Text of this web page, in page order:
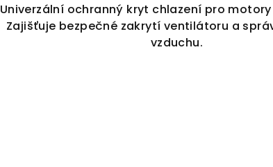
Univerzální ochranný kryt chlazení pro motory
Zajišťuje bezpečné zakrytí ventilátoru a
vzduchu.